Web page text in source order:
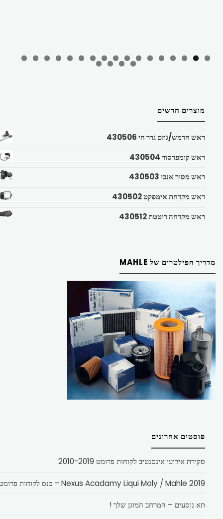
מוצרים חדשים
ראש חרמש/גוזם גדר חי 430506
ראש קומפרסור 430504
ראש מסור אנכי 430503
ראש מקדחת אימפקט 430502
ראש מקדחה רוטטת 430512
מדריך הפילטרים של MAHLE
פוסטים אחרונים
סקירת אירועי אינסנטיב לקוחות פרומט 2010-2019
Nexus Acadamy Liqui Moly / Mahle 2019 – כנס לקוחות פרומט
תא נוסעים – המרחב המוגן שלך !